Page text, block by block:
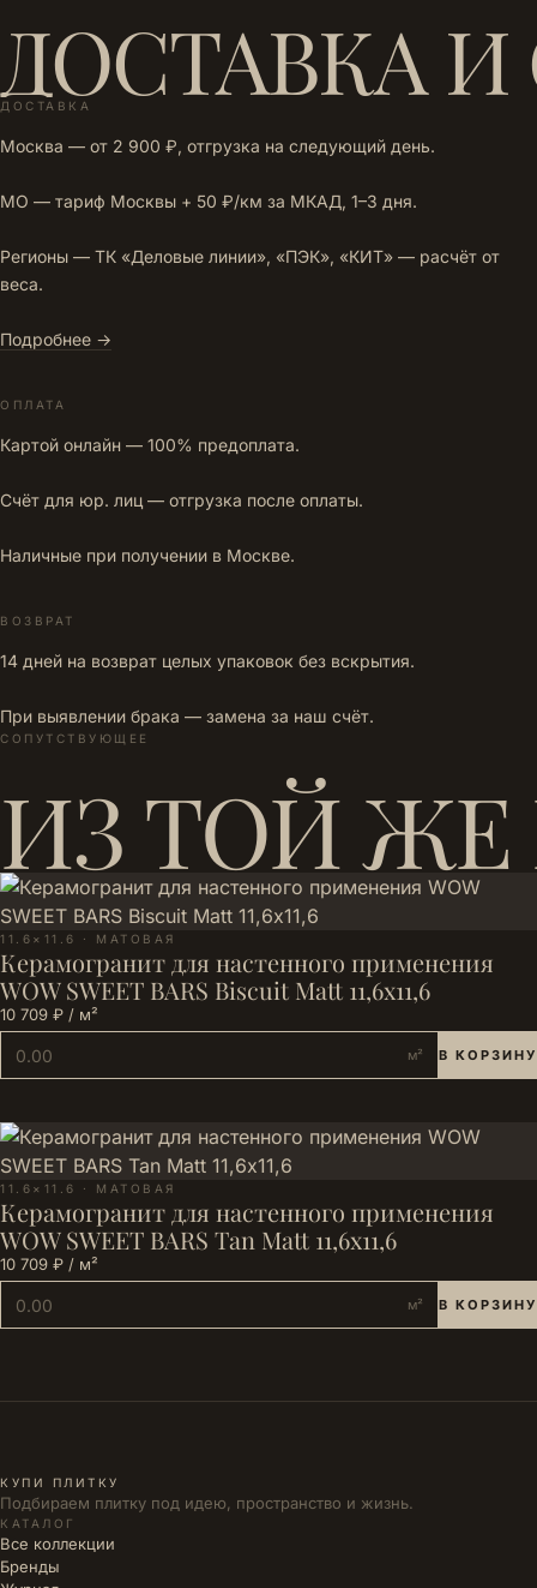
ДОСТАВКА
ДОСТАВКА
Москва — от 2 900 ₽, отгрузка на следующий день.
МО — тариф Москвы + 50 ₽/км за МКАД, 1–3 дня.
Регионы — ТК «Деловые линии», «ПЭК», «КИТ» — расчёт от
веса.
Подробнее →
ОПЛАТА
Картой онлайн — 100% предоплата.
Счёт для юр. лиц — отгрузка после оплаты.
Наличные при получении в Москве.
ВОЗВРАТ
14 дней на возврат целых упаковок без вскрытия.
При выявлении брака — замена за наш счёт.
СОПУТСТВУЮЩЕЕ
ИЗ ТОЙ ЖЕ
11.6×11.6 · МАТОВАЯ
Керамогранит для настенного применения
WOW SWEET BARS Biscuit Matt 11,6х11,6
10 709 ₽ / м²
м² В КОРЗИНУ
11.6×11.6 · МАТОВАЯ
Керамогранит для настенного применения
WOW SWEET BARS Tan Matt 11,6х11,6
10 709 ₽ / м²
м² В КОРЗИНУ
КУПИ ПЛИТКУ
Подбираем плитку под идею, пространство и жизнь.
КАТАЛОГ
Все коллекции
Бренды